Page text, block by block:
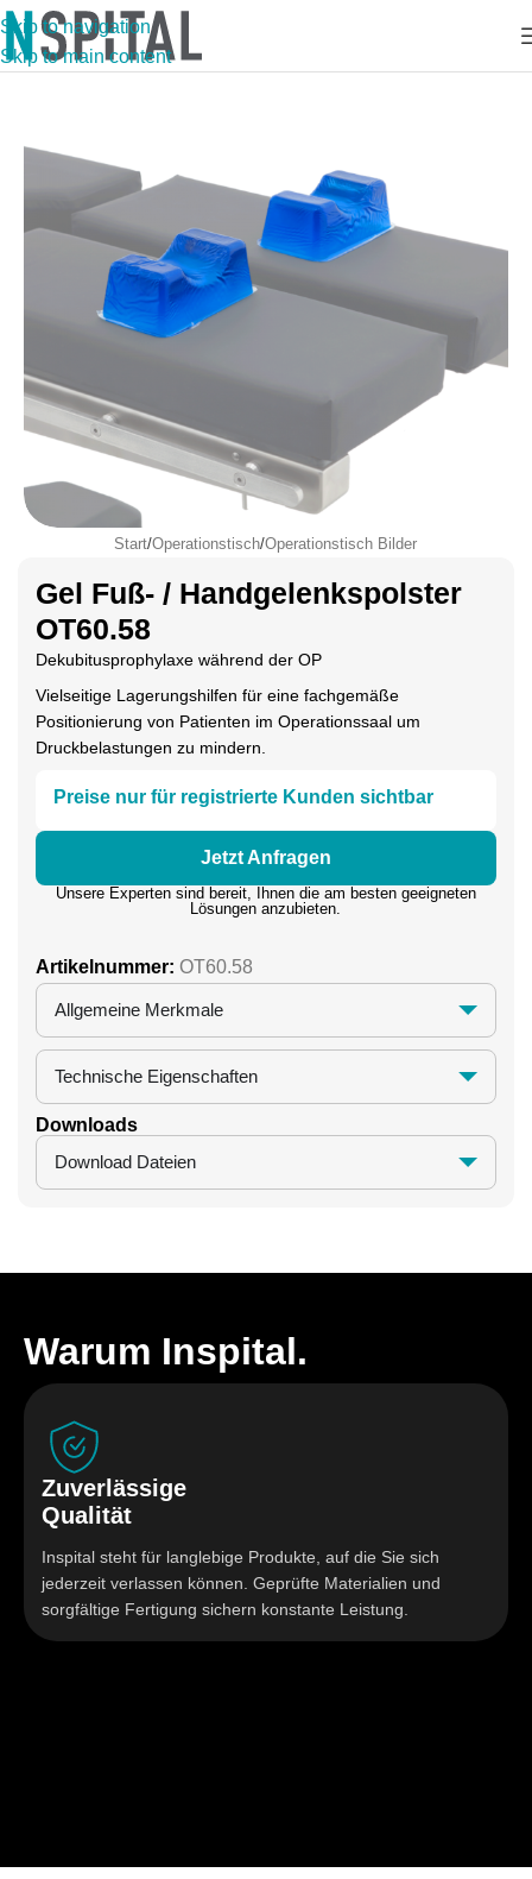
Skip to navigation
Skip to main content
Start/Operationstisch/Operationstisch Bilder
Gel Fuß- / Handgelenkspolster
OT60.58
Dekubitusprophylaxe während der OP
Vielseitige Lagerungshilfen für eine fachgemäße
Positionierung von Patienten im Operationssaal um
Druckbelastungen zu mindern.
Preise nur für registrierte Kunden sichtbar
Jetzt Anfragen
Unsere Experten sind bereit, Ihnen die am besten geeigneten
Lösungen anzubieten.
Artikelnummer: OT60.58
Allgemeine Merkmale
Technische Eigenschaften
Downloads
Download Dateien
Warum Inspital.
für langlebige Produkte, auf die Sie sich
können. Geprüfte Materialien und
sichern konstante Leistung.
maximale